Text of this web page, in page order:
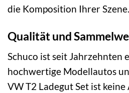
die Komposition Ihrer Szene.
Qualität und
Schuco ist seit Jahrzehnten
hochwertige Modellautos
VW T2 Ladegut Set ist keine